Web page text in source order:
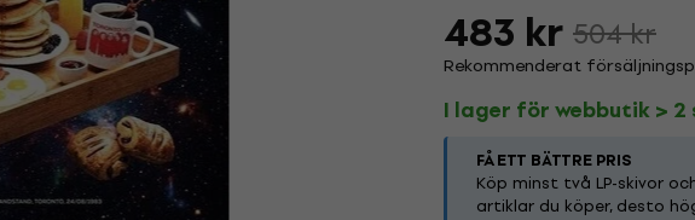
483 kr 504 kr
Rekommenderat
I lager för webbutik > 2
FÅ ETT BÄTTRE PRIS
Köp minst två LP-skivor
artiklar du köper, desto